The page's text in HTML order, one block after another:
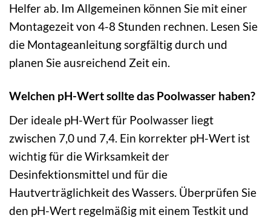
Helfer ab. Im Allgemeinen können Sie mit einer
Montagezeit von 4-8 Stunden rechnen. Lesen Sie
die Montageanleitung sorgfältig durch und
planen Sie ausreichend Zeit ein.
Welchen pH-Wert sollte das Poolwasser haben?
Der ideale pH-Wert für Poolwasser liegt
zwischen 7,0 und 7,4. Ein korrekter pH-Wert ist
wichtig für die Wirksamkeit der
Desinfektionsmittel und für die
Hautverträglichkeit des Wassers. Überprüfen Sie
den pH-Wert regelmäßig mit einem Testkit und